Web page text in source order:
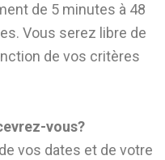
de 5 minutes à 48
Vous serez libre de
de vos critères
vous?
vos dates et de votre